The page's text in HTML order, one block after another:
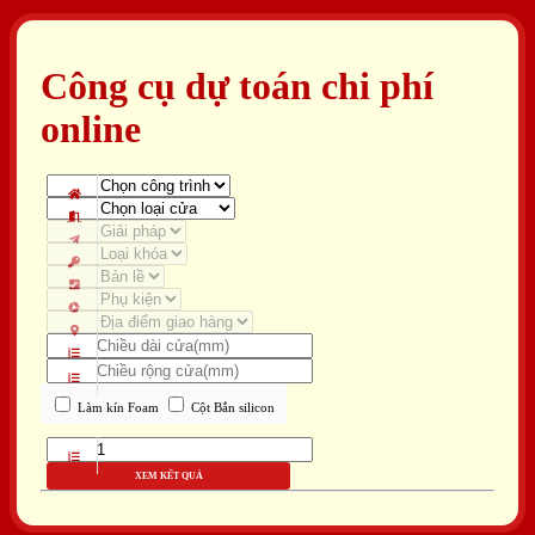
Công cụ dự toán chi phí
online
Làm kín Foam Cột Bắn silicon
XEM KẾT QUẢ